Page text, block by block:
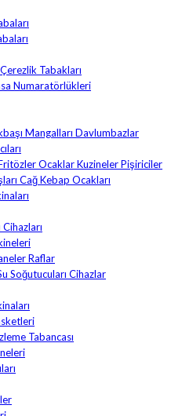
Tabakları
Numaratörlükleri
Mangalları Davlumbazlar
Ocaklar Kuzineler Pişiriciler
Cağ Kebap Ocakları
Raflar
Soğutucuları Cihazlar
Tabancası